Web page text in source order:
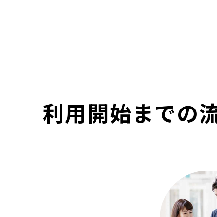
利用開始までの